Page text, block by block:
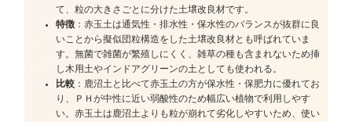
て、粒の大きさごとに分けた土壌改良材です。
特徴 ：赤玉土は通気性・排水性・保水性のバランスが抜群に良
いことから擬似団粒構造をした土壌改良材とも呼ばれていま
す。無菌で雑菌が繁殖しにくく、雑草の種も含まれないため挿
し木用土やインドアグリーンの土としても使われる。
比較 ：鹿沼土と比べて赤玉土の方が保水性・保肥力に優れてお
り、ＰＨが中性に近い弱酸性のため幅広い植物で利用しやす
い。赤玉土は鹿沼土よりも粒が崩れて劣化しやすいため、使い